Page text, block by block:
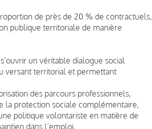
de près de 20 % de contractuels,
publique territoriale de manière
un véritable dialogue social
versant territorial et permettant
des parcours professionnels,
la protection sociale complémentaire,
politique volontariste en matière de
dans l’emploi,